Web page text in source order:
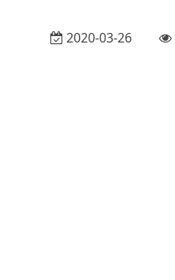
2020-03-26